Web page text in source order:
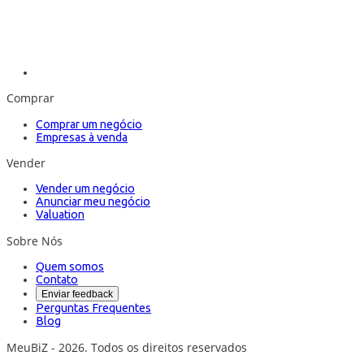
Comprar
Comprar um negócio
Empresas à venda